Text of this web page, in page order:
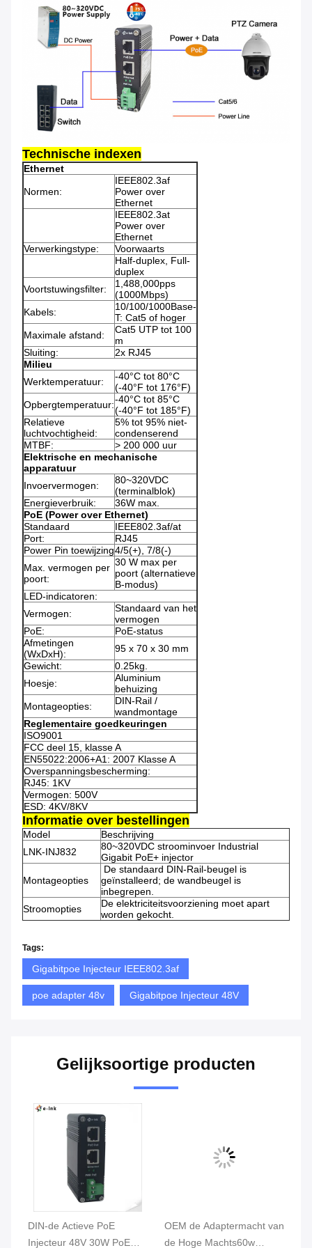
Technische indexen
Ethernet
Normen:
IEEE802.3af
Power over
Ethernet
IEEE802.3at
Power over
Ethernet
Verwerkingstype:
Voorwaarts
Half-duplex, Full-
duplex
Voortstuwingsfilter:
1,488,000pps
(1000Mbps)
Kabels:
10/100/1000Base-
T: Cat5 of hoger
Maximale afstand:
Cat5 UTP tot 100
m
Sluiting:
2x RJ45
Milieu
Werktemperatuur:
-40°C tot 80°C
(-40°F tot 176°F)
Opbergtemperatuur:-40°C tot 85°C
(-40°F tot 185°F)
Relatieve
luchtvochtigheid:
5% tot 95% niet-
condenserend
MTBF:
> 200 000 uur
Elektrische en mechanische
apparatuur
Invoervermogen:
80~320VDC
(terminalblok)
Energieverbruik:
36W max.
PoE (Power over Ethernet)
Standaard
IEEE802.3af/at
Port:
RJ45
Power Pin toewijzing4/5(+), 7/8(-)
Max. vermogen per
poort:
30 W max per
poort (alternatieve
B-modus)
LED-indicatoren:
Vermogen:
Standaard van het
vermogen
PoE:
PoE-status
Afmetingen
(WxDxH):
95 x 70 x 30 mm
Gewicht:
0.25kg.
Hoesje:
Aluminium
behuizing
Montageopties:
DIN-Rail /
wandmontage
Reglementaire goedkeuringen
ISO9001
FCC deel 15, klasse A
EN55022:2006+A1: 2007 Klasse A
Overspanningsbescherming:
RJ45: 1KV
Vermogen: 500V
ESD: 4KV/8KV
Informatie over bestellingen
Model
Beschrijving
LNK-INJ832
80~320VDC stroominvoer Industrial
Gigabit PoE+ injector
Montageopties
️ De standaard DIN-Rail-beugel is
geïnstalleerd; de wandbeugel is
inbegrepen.
Stroomopties
De elektriciteitsvoorziening moet apart
worden gekocht.
Tags:
Gigabitpoe Injecteur IEEE802.3af
poe adapter 48v Gigabitpoe Injecteur 48V
Gelijksoortige producten
DIN-de Actieve PoE
Injecteur 48V 30W PoE
OEM de Adaptermacht van
de Hoge Machts60w